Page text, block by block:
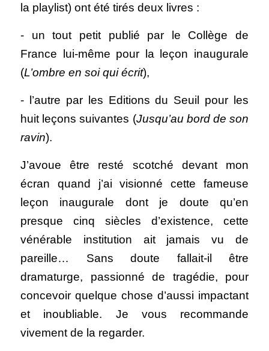
la playlist) ont été tirés deux livres :
- un tout petit publié par le Collège de
France lui-même pour la leçon inaugurale
(L’ombre en soi qui écrit),
- l’autre par les Editions du Seuil pour les
huit leçons suivantes (Jusqu’au bord de son
ravin).
J’avoue être resté scotché devant mon
écran quand j’ai visionné cette fameuse
leçon inaugurale dont je doute qu’en
presque cinq siècles d’existence, cette
vénérable institution ait jamais vu de
pareille… Sans doute fallait-il être
dramaturge, passionné de tragédie, pour
concevoir quelque chose d’aussi impactant
et inoubliable. Je vous recommande
vivement de la regarder.